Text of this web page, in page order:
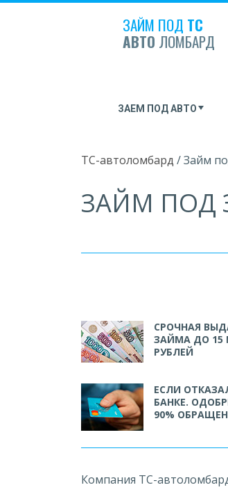
ЗАЙМ ПОД ТС
АВТО ЛОМБАРД
ЗАЕМ ПОД АВТО
ТС-автоломбард /Займ
ЗАЙМ ПОД
СРОЧНАЯ
ЗАЙМА ДО 15
РУБЛЕЙ
ЕСЛИ
БАНКЕ.
90%
Компания ТС-